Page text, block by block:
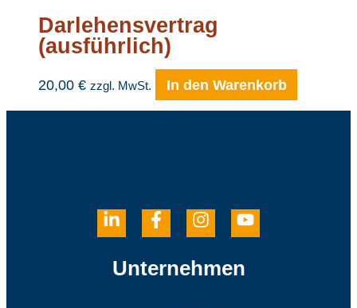
Darlehensvertrag
(ausführlich)
20,00 € zzgl. MwSt. In den Warenkorb
Unternehmen